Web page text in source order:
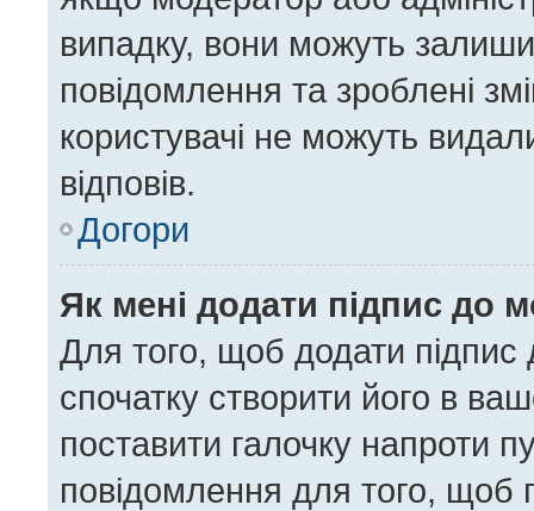
випадку, вони можуть
повідомлення та зроблені
користувачі не можуть
відповів.
Догори
Як мені додати підпис до
Для того, щоб додати
спочатку створити його в
поставити галочку напроти
повідомлення для того, щоб